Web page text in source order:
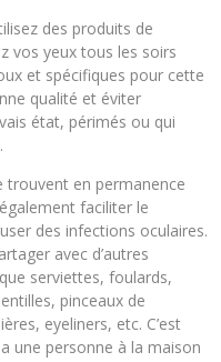
des produits de
vos yeux tous les soirs
et spécifiques pour cette
qualité et éviter
état, périmés ou qui
trouvent en permanence
faciliter le
des infections oculaires.
avec d’autres
serviettes, foulards,
pinceaux de
eyeliners, etc. C’est
une personne à la maison